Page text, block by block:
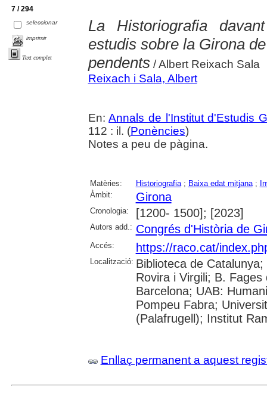
7 / 294
seleccionar
imprimir
Text complet
La Historiografia
estudis sobre la Girona
pendents/ Albert Reixach Sala
Reixach i Sala, Albert
En:Annals de l'Institut d'Estudis
112 : il. (Ponències)
Notes a peu de pàgina.
Matèries: Historiografia; Baixa edat mitjana;
Àmbit:
Girona
Cronologia: [1200- 1500]; [2023]
Autors add.: Congrés d'Història de
Accés: https://raco.cat/
Localització: Biblioteca de
Rovira i Virgili; B.
Barcelona; UAB:
Pompeu Fabra;
(Palafrugell); Institut
Enllaç permanent a aquest